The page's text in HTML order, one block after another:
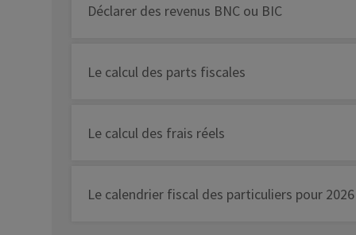
Déclarer des revenus BNC ou BIC
Le calcul des parts fiscales
Le calcul des frais réels
Le calendrier fiscal des particuliers pour 2026